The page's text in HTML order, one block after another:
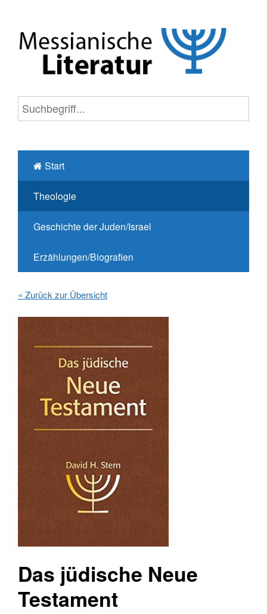
Start
Theologie
Geschichte der Juden/Israel
Erzählungen/Biografien
« Zurück zur Übersicht
Das jüdische Neue
Testament